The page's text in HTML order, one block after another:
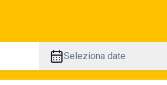
Seleziona date